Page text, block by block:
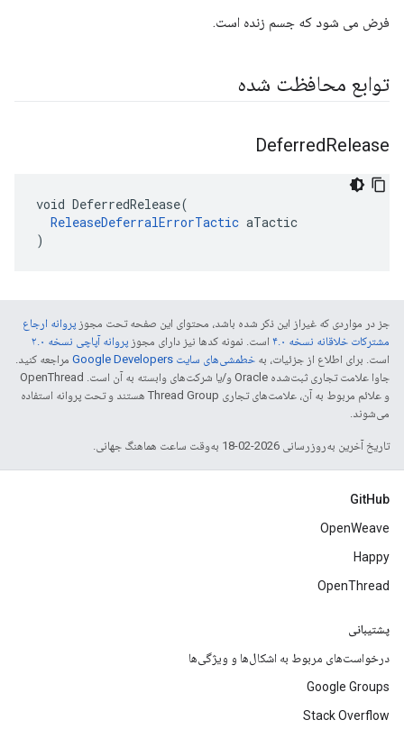
فرض می شود که جسم زنده است.
توابع محافظت شده
DeferredRelease
void DeferredRelease(
ReleaseDeferralErrorTactic aTactic
)
جز در مواردی که غیراز این ذکر شده باشد، محتوای این صفحه تحت مجوز پروانه ارجاع
مشترکات خلاقانه نسخه ۴.۰
است. نمونه کدها نیز دارای مجوز پروانه آپاچی نسخه ۲.۰
است. برای اطلاع از جزئیات، به خطمشی‌های سایت Google Developers‏
مراجعه کنید.
جاوا علامت تجاری ثبت‌شده Oracle و/یا شرکت‌های وابسته به آن است. ‫OpenThread
و علائم مربوط به آن، علامت‌های تجاری Thread Group هستند و تحت پروانه استفاده
می‌شوند.
تاریخ آخرین به‌روزرسانی 2026-02-18 به‌وقت ساعت هماهنگ جهانی.
GitHub
OpenWeave
Happy
OpenThread
پشتیبانی
درخواست‌های مربوط به اشکال‌ها و ویژگی‌ها
Google Groups
Stack Overflow